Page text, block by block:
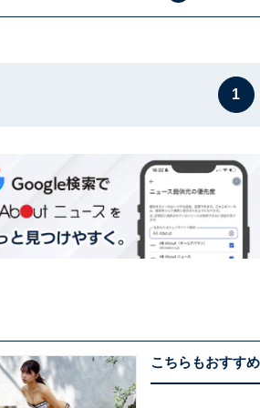
1
こちらもおすすめ